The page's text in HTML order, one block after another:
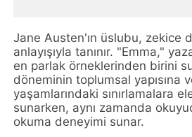
Jane Austen'ın üslubu, zekice
anlayışıyla tanınır. "Emma,"
en parlak örneklerinden birini
döneminin toplumsal yapısına
yaşamlarındaki sınırlamalara
sunarken, aynı zamanda
okuma deneyimi sunar.